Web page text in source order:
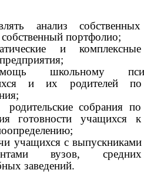
анализ собственных
портфолио;
и комплексные
школьному
и их родителей по
собрания по
готовности учащихся к
учащихся с выпускниками
вузов, средних
заведений.